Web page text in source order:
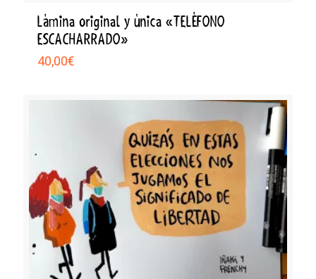
Lámina original y única «TELÉFONO
ESCACHARRADO»
40,00€